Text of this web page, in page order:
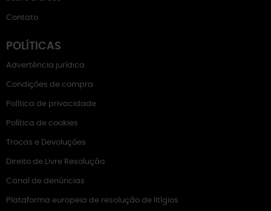
Contato
POLÍTICAS
Advertência jurídica
Condições de compra
Política de privacidade
Política de cookies
Trocas e Devoluções
Direito de Livre Resolução
Canal de denúncias
Plataforma europeia de resolução de litígios